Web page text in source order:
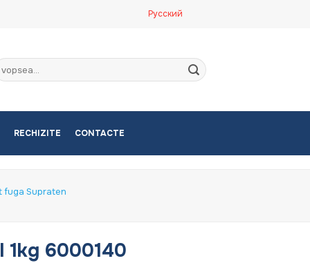
Русский
RECHIZITE CONTACTE
fuga Supraten
1kg 6000140